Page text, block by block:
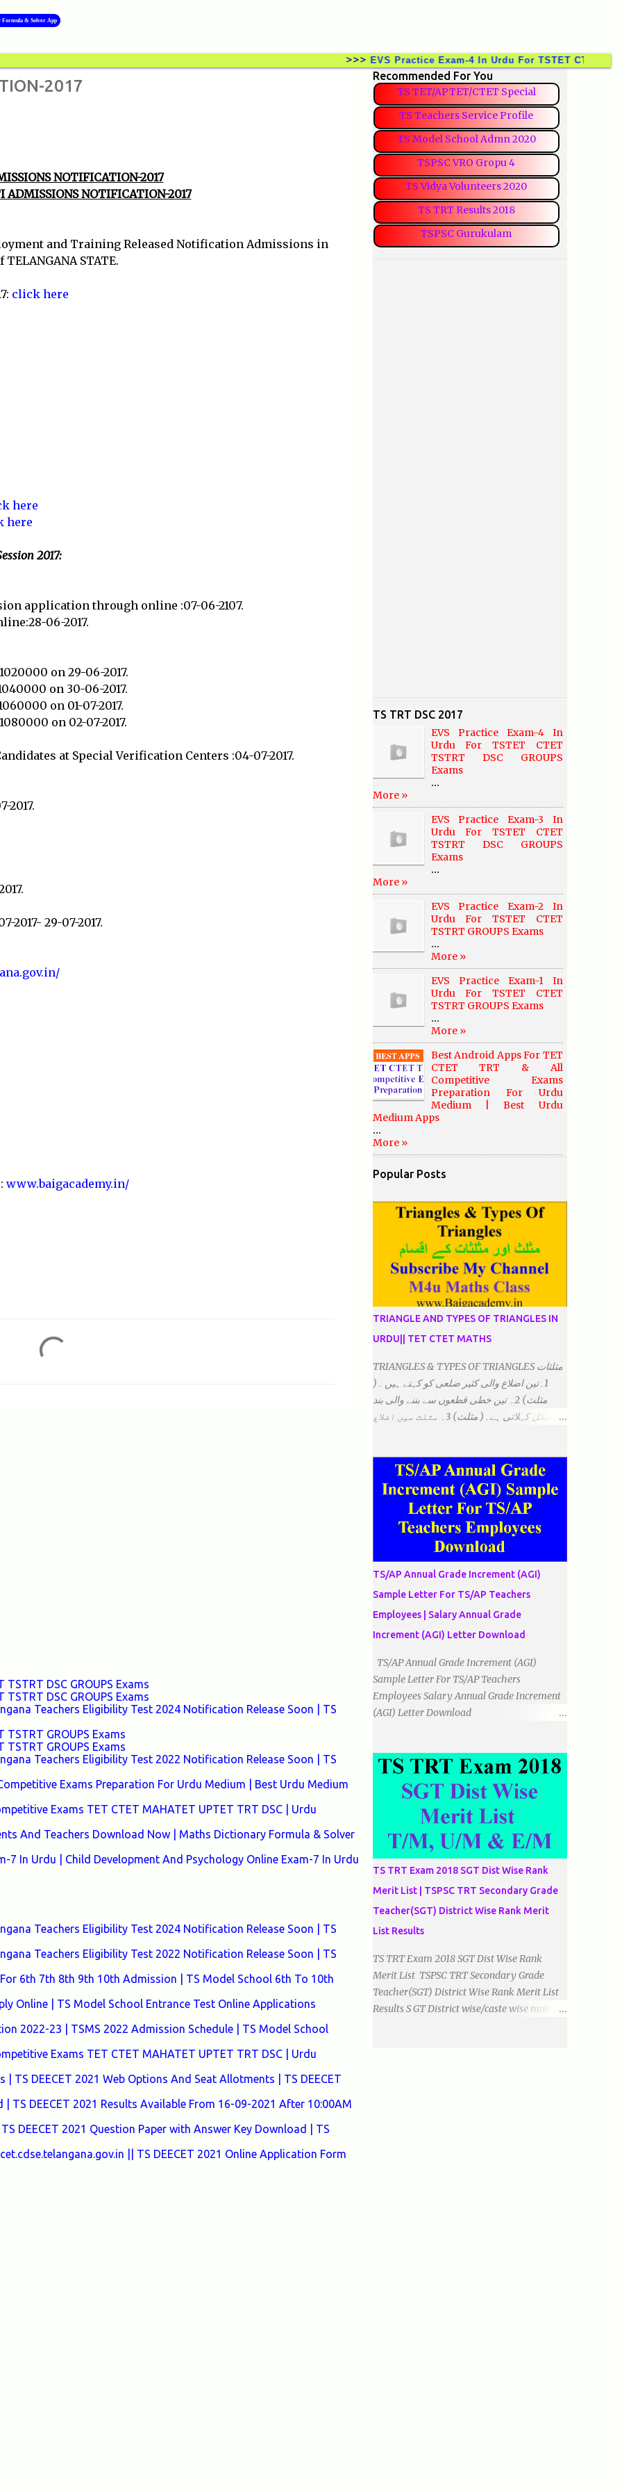
Formula & Solver App
EVS Practice Exam-4 In Urdu For TSTET CTET TSTRT
2017
NOTIFICATION-2017
ADMISSIONS NOTIFICATION-2017
and Training Released Notification​ Admissions in
STATE.
click here
here
here
2017:
application through online :07-06-2107.
06-2017.
on 29-06-2017.
on 30-06-2017.
on 01-07-2017.
on 02-07-2017.
at Special Verification Centers :04-07-2017.
2017.
29-07-2017.
www.baigacademy.in/
DSC GROUPS Exams
DSC GROUPS Exams
Teachers Eligibility Test 2024 Notification Release Soon | TS
TSTRT GROUPS Exams
TSTRT GROUPS Exams
Teachers Eligibility Test 2022 Notification Release Soon | TS
Exams Preparation For Urdu Medium | Best Urdu Medium
Exams TET CTET MAHATET UPTET TRT DSC | Urdu
And Teachers Download Now | Maths Dictionary Formula & Solver
7 In Urdu | Child Development And Psychology Online Exam-7 In Urdu
Teachers Eligibility Test 2024 Notification Release Soon | TS
Teachers Eligibility Test 2022 Notification Release Soon | TS
6th 7th 8th 9th 10th Admission | TS Model School 6th To 10th
Online | TS Model School Entrance Test Online Applications
2022-23 | TSMS 2022 Admission Schedule | TS Model School
Exams TET CTET MAHATET UPTET TRT DSC | Urdu
TS DEECET 2021 Web Options And Seat Allotments | TS DEECET
| TS DEECET 2021 Results Available From 16-09-2021 After 10:00AM
DEECET 2021 Question Paper with Answer Key Download | TS
|| TS DEECET 2021 Online Application Form
Recommended For You
TS TET/APTET/CTET Special
TS Teachers Service Profile
TS Model School Admn 2020
TSPSC VRO Gropu 4
TS Vidya Volunteers 2020
TS TRT Results 2018
TSPSC Gurukulam
TS TRT DSC 2017
EVS Practice Exam-4 In
Urdu For TSTET CTET
TSTRT DSC GROUPS
Exams
...
More »
EVS Practice Exam-3 In
Urdu For TSTET CTET
TSTRT DSC GROUPS
Exams
...
More »
EVS Practice Exam-2 In
Urdu For TSTET CTET
TSTRT GROUPS Exams
...
More »
EVS Practice Exam-1 In
Urdu For TSTET CTET
TSTRT GROUPS Exams
...
More »
Best Android Apps For TET
CTET TRT & All
Competitive Exams
Preparation For Urdu
Medium | Best Urdu
Medium Apps
...
More »
Popular Posts
TRIANGLE AND TYPES OF TRIANGLES IN
URDU|| TET CTET MATHS
TRIANGLES & TYPES OF TRIANGLES مثلثات
1۔تین اضلاع والی کثیر ضلعی کو کہتے ہیں ۔(
مثلث) 2۔ تین خطی قطعوں سے بننے والی بند
شکل کہلاتی ہے۔( مثلث) 3۔ مثلث میں اضلاع
6۔مثلث میں تینوں زاویوں کا مجموعہ ہوتا
ہے۔(180) 7۔کیا یہ مثلث کے زاویئے ہوسکتے ہیں۔
مساوی الضلاع: اس میں تینوں ضلع مساوی ہوتے
ہیں۔ 2۔مثلث مساوی الساقین: اس میں کوئی
الضلاع: اس میں تمام اضلاع مختلف ہوتے ہیں۔
٭زاویوں کے لحاظ سے مثلث کے اقسام: 1۔قائم
الزاویہ مثلث: اس میں ایک زاویہ قائمہ /90 ہوتا
ہے۔ 2۔منفرجہ زاویہ مثلث: اس میں ایک
زاویہ منفرجہ ہوتا ہے۔ 3۔حادہ زاویہ مثلث:
الزاویہ مساوی الساقین: اس میں ایک زاویہ
قائمہ/90 ہوتا ہے اور دو اضلاو مساوی ہوتے
ہیں۔ TO DOWNLOAD CLICK HERE
TS/AP Annual Grade Increment (AGI)
Sample Letter For TS/AP Teachers
Employees | Salary Annual Grade
Increment (AGI) Letter Download
TS/AP Annual Grade Increment (AGI)
Sample Letter For TS/AP Teachers
Employees Salary Annual Grade Increment
(AGI) Letter Download
Officer, __________________________
TS TRT Exam 2018 SGT Dist Wise Rank
Merit List | TSPSC TRT Secondary Grade
Teacher(SGT) District Wise Rank Merit
List Results
TS TRT Exam 2018 SGT Dist Wise Rank
Merit List TSPSC TRT Secondary Grade
Teacher(SGT) District Wise Rank Merit List
Results S GT District wise/caste wise ranks of